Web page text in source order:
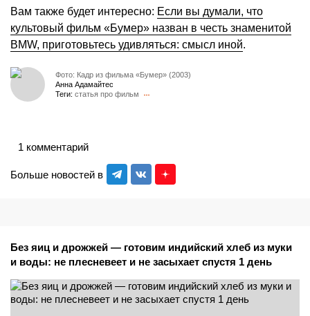
Вам также будет интересно: Если вы думали, что
культовый фильм «Бумер» назван в честь знаменитой
BMW, приготовьтесь удивляться: смысл иной.
Фото: Кадр из фильма «Бумер» (2003)
Анна Адамайтес
Теги: статья про фильм
Больше новостей в
1 комментарий
Без яиц и дрожжей — готовим индийский хлеб из муки
и воды: не плесневеет и не засыхает спустя 1 день